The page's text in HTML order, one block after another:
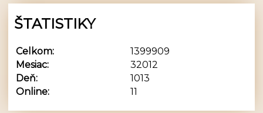
ŠTATISTIKY
Online: 11
Celkom:
1399909
Mesiac:
32012
Deň:
1013